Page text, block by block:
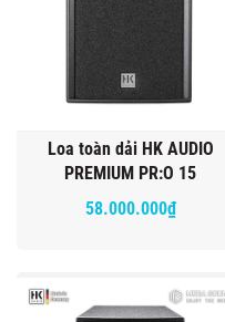
Loa toàn dải HK AUDIO
PREMIUM PR:O 15
58.000.000₫